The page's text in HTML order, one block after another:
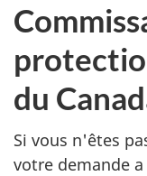
du
Si vous n'êtes
votre demande